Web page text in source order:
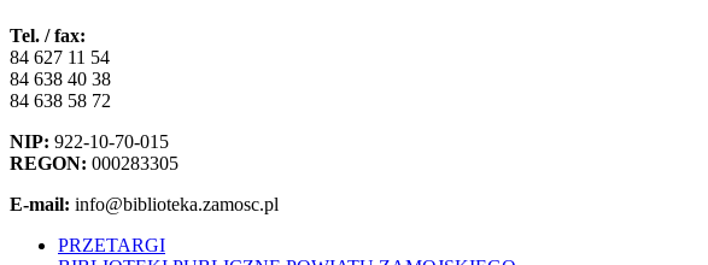
Tel. / fax:
84 627 11 54
84 638 40 38
84 638 58 72
NIP: 922-10-70-015
REGON: 000283305
E-mail: info@biblioteka.zamosc.pl
PRZETARGI